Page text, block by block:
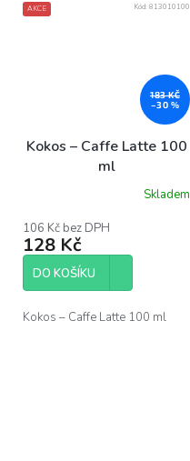
AKCE
183 KČ
–30 %
Kokos – Caffe Latte 100
ml
produktu
je
5,0
5
Skladem
106 Kč bez DPH
128 Kč
DO KOŠÍKU
Kokos – Caffe Latte 100 ml
Kód: 813010100